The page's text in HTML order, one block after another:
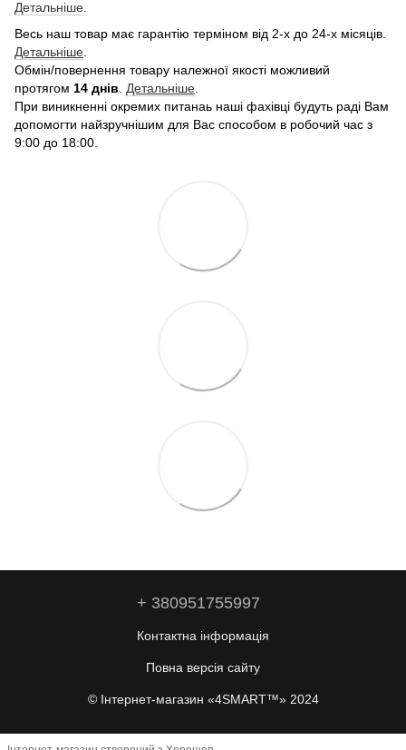
Детальніше.
Весь наш товар має гарантію терміном від 2-х до 24-х місяців.
Детальніше.
Обмін/повернення товару належної якості можливий
протягом 14 днів. Детальніше.
При виникненні окремих питанаь наші фахівці будуть раді Вам
допомогти найзручнішим для Вас способом в робочий час з
9:00 до 18:00.
+ 380951755997
Контактна інформація
Повна версія сайту
© Інтернет-магазин «4SMART™» 2024